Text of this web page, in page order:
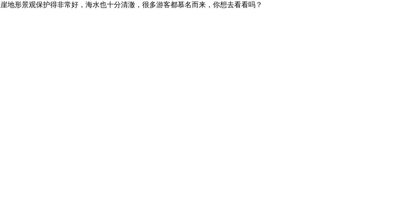
形景观保护得非常好，海水也十分清澈，很多游客都慕名而来，你想去看看吗？